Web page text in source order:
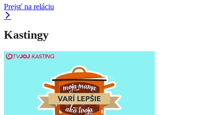
Prejsť na reláciu
Kastingy